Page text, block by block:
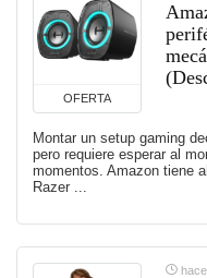
OFERTA
Montar un setup gaming
pero requiere esperar al
momentos. Amazon tiene
Razer ...